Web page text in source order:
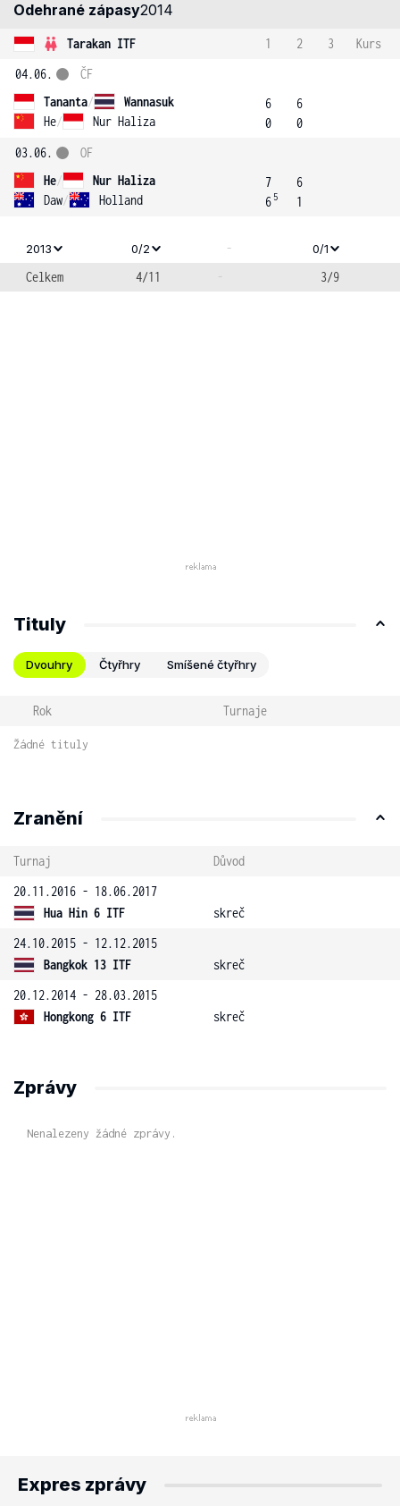
Odehrané zápasy2014
Tarakan ITF 1 2 3
Kurs
04.06.
Tananta/
Wannasuk
He/ Nur Haliza
ČF
6
0
6
0
03.06.
He/
Nur Haliza
Daw/ Holland
OF
7
6 5
6
1
2013 0/2 - 0/1
Celkem 4/11 - 3/9
Tituly
Dvouhry Čtyřhry Smíšené čtyřhry
Rok Turnaje
Žádné tituly
Zranění
Turnaj
Důvod
20.11.2016 - 18.06.2017
Hua Hin 6 ITF
skreč
24.10.2015 - 12.12.2015
Bangkok 13 ITF
skreč
20.12.2014 - 28.03.2015
Hongkong 6 ITF
skreč
Zprávy
Nenalezeny žádné zprávy.
Expres zprávy